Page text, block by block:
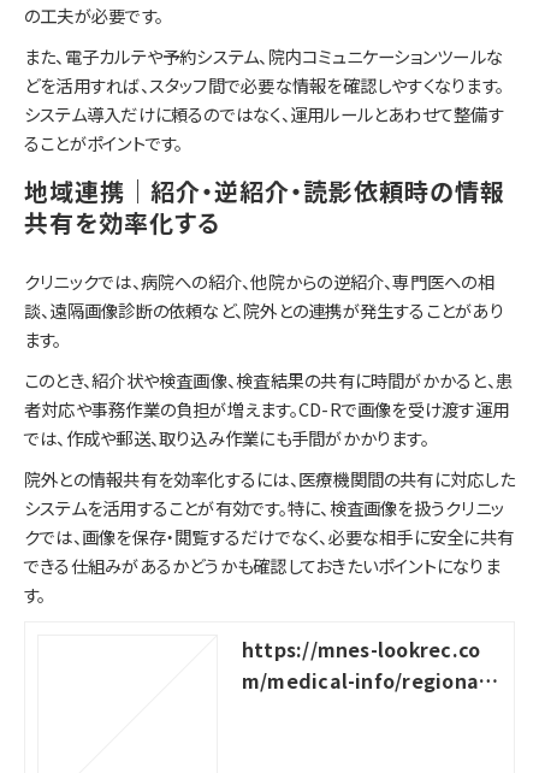
の工夫が必要です。
また、電子カルテや予約システム、院内コミュニケーションツールな
どを活用すれば、スタッフ間で必要な情報を確認しやすくなります。
システム導入だけに頼るのではなく、運用ルールとあわせて整備す
ることがポイントです。
地域連携｜紹介・逆紹介・読影依頼時の情報
共有を効率化する
クリニックでは、病院への紹介、他院からの逆紹介、専門医への相
談、遠隔画像診断の依頼など、院外との連携が発生することがあり
ます。
このとき、紹介状や検査画像、検査結果の共有に時間がかかると、患
者対応や事務作業の負担が増えます。CD-Rで画像を受け渡す運用
では、作成や郵送、取り込み作業にも手間がかかります。
院外との情報共有を効率化するには、医療機関間の共有に対応した
システムを活用することが有効です。特に、検査画像を扱うクリニッ
クでは、画像を保存・閲覧するだけでなく、必要な相手に安全に共有
できる仕組みがあるかどうかも確認しておきたいポイントになりま
す。
https://mnes-lookrec.co
m/medical-info/regional-